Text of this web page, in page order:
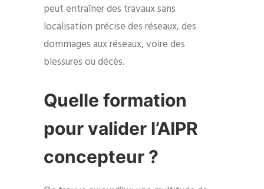
peut entraîner des travaux sans
localisation précise des réseaux, des
dommages aux réseaux, voire des
blessures ou décès.
Quelle formation
pour valider l’AIPR
concepteur ?